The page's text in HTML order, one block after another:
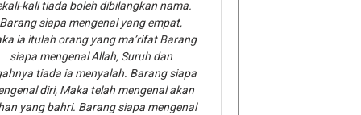
kali tiada boleh dibilangkan nama.
Barang siapa mengenal yang empat,
ia itulah orang yang ma’rifat Barang
siapa mengenal Allah, Suruh dan
tiada ia menyalah. Barang siapa
diri, Maka telah mengenal akan
yang bahri. Barang siapa mengenal